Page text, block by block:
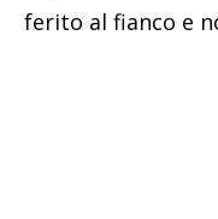
ferito al fianco e